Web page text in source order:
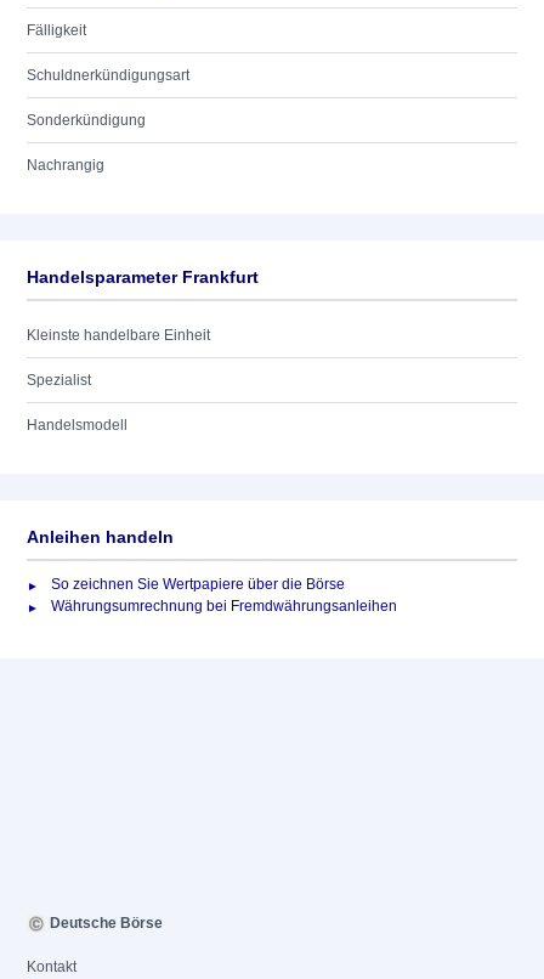
Fälligkeit
Schuldnerkündigungsart
Sonderkündigung
Nachrangig
Handelsparameter Frankfurt
Kleinste handelbare Einheit
Spezialist
Handelsmodell
Anleihen handeln
So zeichnen Sie Wertpapiere über die Börse
Währungsumrechnung bei Fremdwährungsanleihen
Deutsche Börse
Kontakt